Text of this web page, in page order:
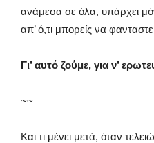
ανάμεσα σε όλα, υπάρχει
απ’ ό,τι μπορείς να
Γι’ αυτό ζούμε, για ν’
~~
Και τι μένει μετά, όταν